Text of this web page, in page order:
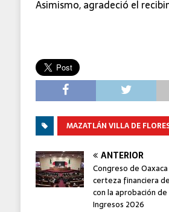
Asimismo, agradeció el
MAZATLÁN VILLA DE
ANTERIOR
Congreso de
certeza financiera
con la aprobación de
Ingresos 2026